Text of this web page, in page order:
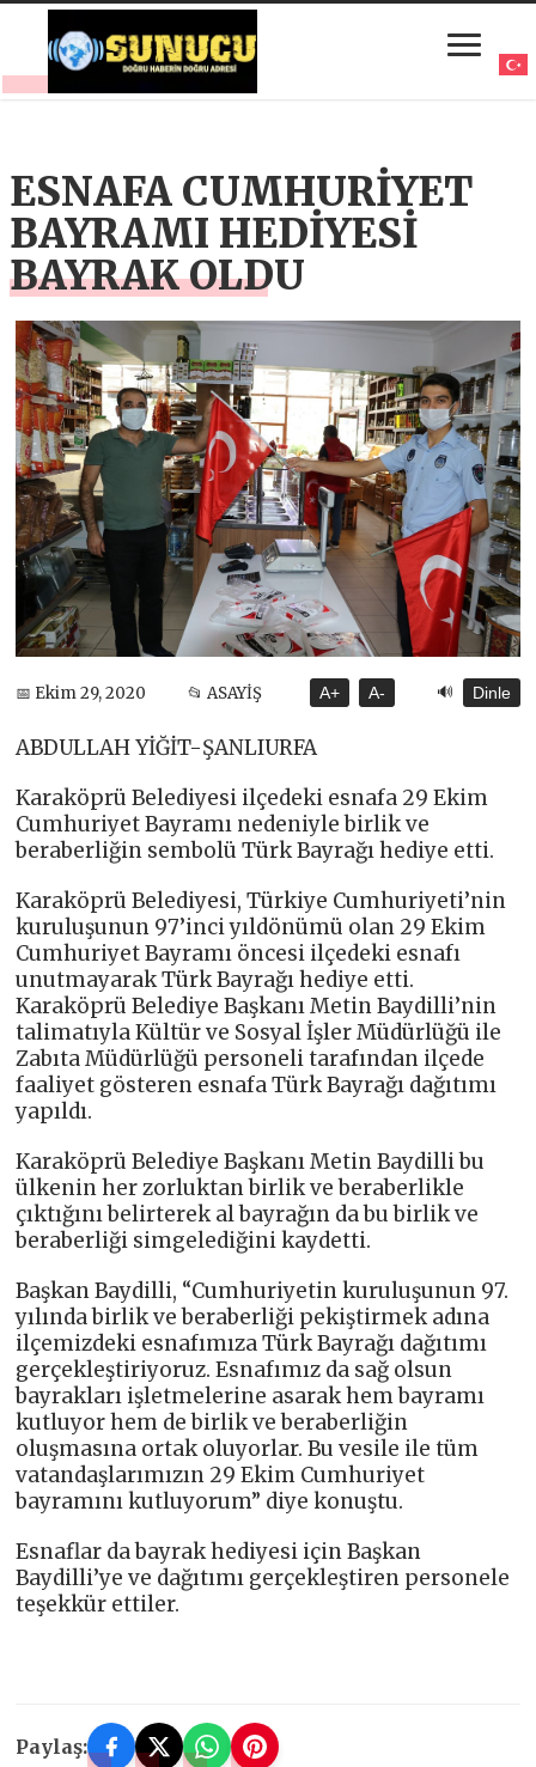
ESNAFA CUMHURİYET
BAYRAMI HEDİYESİ
BAYRAK OLDU
📅 Ekim 29, 2020 📂 ASAYİŞ A+ A- 🔊 Dinle
ABDULLAH YİĞİT-ŞANLIURFA
Karaköprü Belediyesi ilçedeki esnafa 29 Ekim
Cumhuriyet Bayramı nedeniyle birlik ve
beraberliğin sembolü Türk Bayrağı hediye etti.
Karaköprü Belediyesi, Türkiye Cumhuriyeti’nin
kuruluşunun 97’inci yıldönümü olan 29 Ekim
Cumhuriyet Bayramı öncesi ilçedeki esnafı
unutmayarak Türk Bayrağı hediye etti.
Karaköprü Belediye Başkanı Metin Baydilli’nin
talimatıyla Kültür ve Sosyal İşler Müdürlüğü ile
Zabıta Müdürlüğü personeli tarafından ilçede
faaliyet gösteren esnafa Türk Bayrağı dağıtımı
yapıldı.
Karaköprü Belediye Başkanı Metin Baydilli bu
ülkenin her zorluktan birlik ve beraberlikle
çıktığını belirterek al bayrağın da bu birlik ve
beraberliği simgelediğini kaydetti.
Başkan Baydilli, “Cumhuriyetin kuruluşunun 97.
yılında birlik ve beraberliği pekiştirmek adına
ilçemizdeki esnafımıza Türk Bayrağı dağıtımı
gerçekleştiriyoruz. Esnafımız da sağ olsun
bayrakları işletmelerine asarak hem bayramı
kutluyor hem de birlik ve beraberliğin
oluşmasına ortak oluyorlar. Bu vesile ile tüm
vatandaşlarımızın 29 Ekim Cumhuriyet
bayramını kutluyorum” diye konuştu.
Esnaflar da bayrak hediyesi için Başkan
Baydilli’ye ve dağıtımı gerçekleştiren personele
teşekkür ettiler.
Paylaş: